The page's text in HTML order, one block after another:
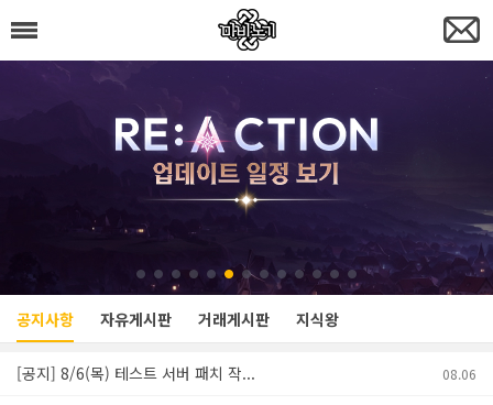
공지사항 자유게시판 거래게시판 지식왕
[공지] 8/6(목) 테스트 서버 패치 작... 08.06